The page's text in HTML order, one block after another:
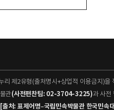
리 제2유형(출처명시+상업적 이용금지)을
관(사전편찬팀: 02-3704-3225)과 사전
[출처: 표제어명–국립민속박물관 한국민속